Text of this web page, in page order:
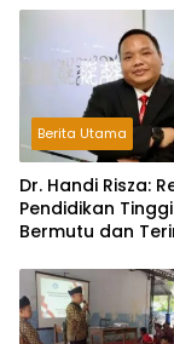
Berita Utama
Dr. Handi Risza:
Pendidikan
Bermutu dan
2045